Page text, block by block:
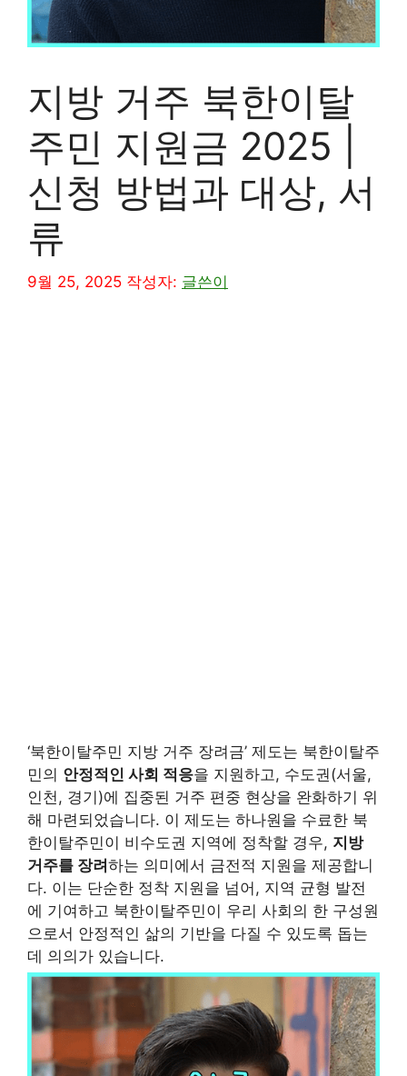
지방 거주 북한이탈
주민 지원금 2025 |
신청 방법과 대상, 서
류
9월 25, 2025 작성자: 글쓴이
‘북한이탈주민 지방 거주 장려금’ 제도는 북한이탈주
민의 안정적인 사회 적응을 지원하고, 수도권(서울,
인천, 경기)에 집중된 거주 편중 현상을 완화하기 위
해 마련되었습니다. 이 제도는 하나원을 수료한 북
한이탈주민이 비수도권 지역에 정착할 경우, 지방
거주를 장려하는 의미에서 금전적 지원을 제공합니
다. 이는 단순한 정착 지원을 넘어, 지역 균형 발전
에 기여하고 북한이탈주민이 우리 사회의 한 구성원
으로서 안정적인 삶의 기반을 다질 수 있도록 돕는
데 의의가 있습니다.